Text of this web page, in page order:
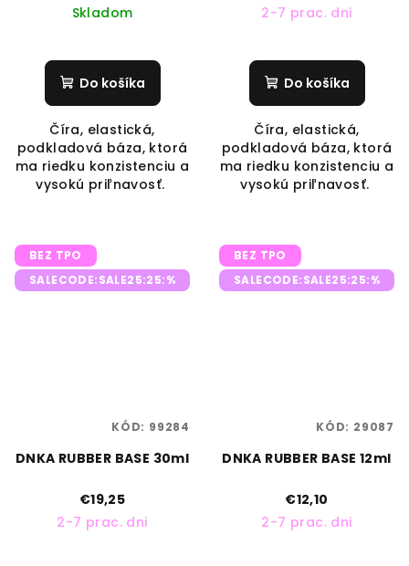
Skladom
Do košíka
Číra, elastická,
podkladová báza, ktorá
ma riedku konzistenciu a
vysokú priľnavosť.
2-7 prac. dni
Do košíka
Číra, elastická,
podkladová báza, ktorá
ma riedku konzistenciu a
vysokú priľnavosť.
BEZ TPO
SALECODE:SALE25:25:%
DNKA RUBBER BASE 30ml
€19,25
2-7 prac. dni
KÓD: 99284
BEZ TPO
SALECODE:SALE25:25:%
DNKA RUBBER BASE 12ml
€12,10
2-7 prac. dni
KÓD: 29087